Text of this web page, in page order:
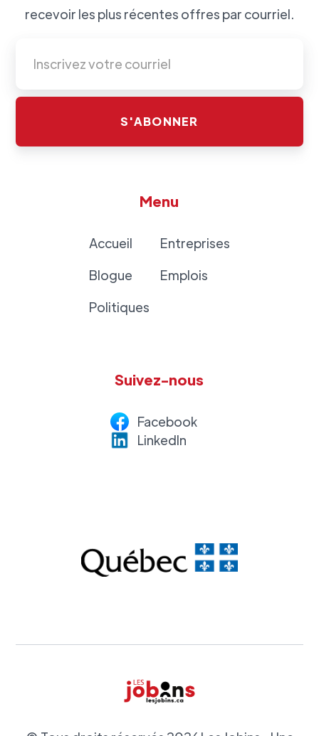
recevoir les plus récentes offres par courriel.
Menu
Accueil
Blogue
Politiques
Entreprises
Emplois
Suivez-nous
Facebook
LinkedIn